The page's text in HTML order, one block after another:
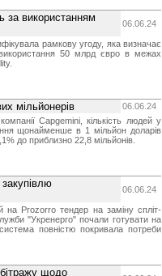
за використанням
06.06.24
рамкову угоду, яка визначає
50 млрд євро в межах
мільйонерів
06.06.24
Capgemini, кількість людей у
щонайменше в 1 мільйон доларів
до приблизно 22,8 мільйонів.
06.06.24
на Prozorro тендер на заміну спліт-
"Укренерго" почали готувати на
повністю покривала потреби
щодо